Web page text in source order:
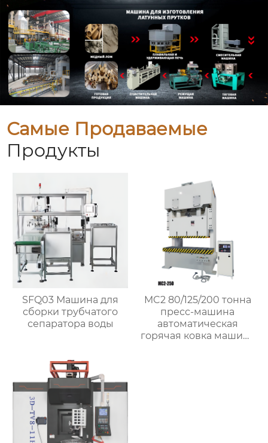
Самые Продаваемые
Продукты
SFQ03 Машина для
сборки трубчатого
сепаратора воды
MC2 80/125/200 тонна
пресс-машина
автоматическая
горячая ковка машина